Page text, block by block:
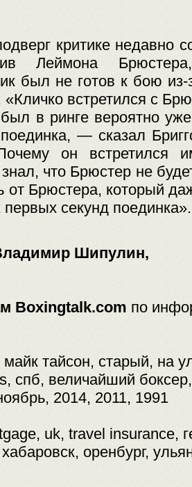
критике недавно
Леймона
был не готов к бою
встретился с
в ринге вероятно
поединка, — сказал
он встретился
что Брюстер не
от Брюстера, который
секунд поединка».
Шипулин,
Boxingtalk.com по
майк тайсон, старый, на
спб, величайший
2014, 2011, 1991
uk, travel insurance,
оренбург,